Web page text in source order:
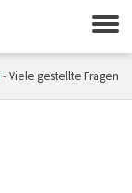
-Viele gestellte Fragen